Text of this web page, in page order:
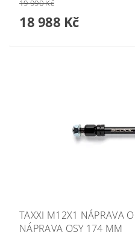
19 990 Kč
18 988 Kč
TAXXI M12X1 NÁPRAVA
NÁPRAVA OSY 174 MM